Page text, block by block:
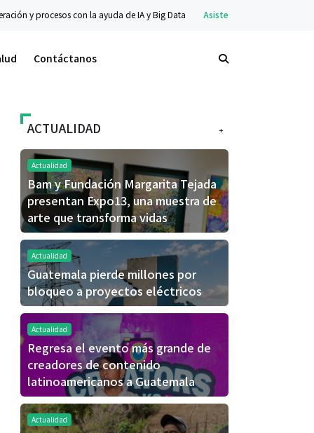
IA y Big Data Asistencia Social Cargill y CARE renuevan alianza con
Contáctanos
+
ACTUALIDAD
Actualidad
Bam y Fundación Margarita Tejada
presentan Expo13, una muestra de
arte que transforma vidas
Actualidad
Guatemala pierde millones por
bloqueo a proyectos eléctricos
Actualidad
Regresa el evento más grande de
creadores de contenido
latinoamericanos a Guatemala
Actualidad